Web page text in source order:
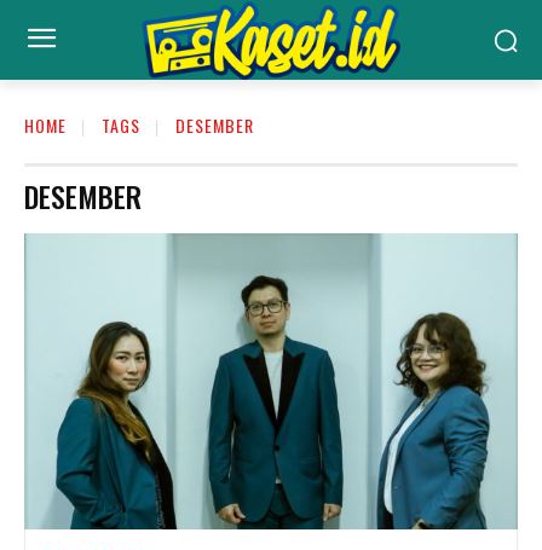
HOME TAGS DESEMBER
DESEMBER